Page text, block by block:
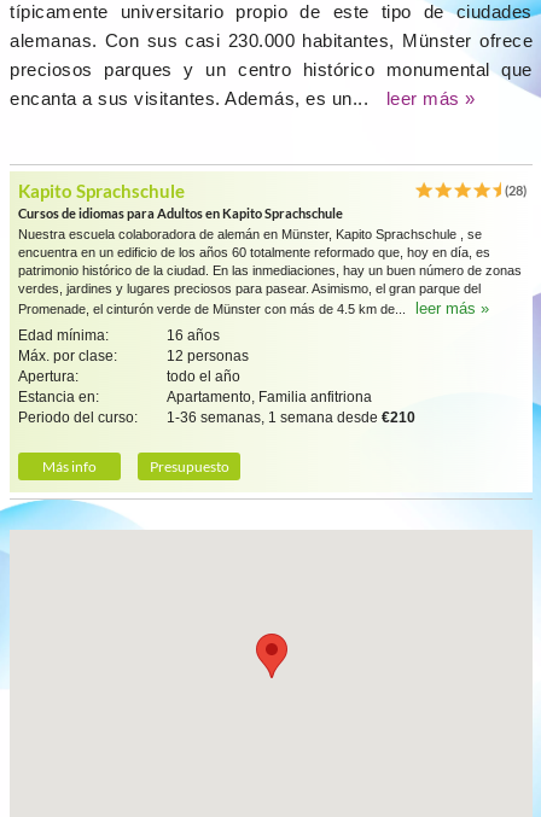
típicamente universitario propio de este tipo de ciudades
alemanas. Con sus casi 230.000 habitantes, Münster ofrece
preciosos parques y un centro histórico monumental que
encanta a sus visitantes. Además, es un...
leer más »
Kapito Sprachschule
(28)
Cursos de idiomas para Adultos en Kapito Sprachschule
Nuestra escuela colaboradora de alemán en Münster, Kapito Sprachschule , se
encuentra en un edificio de los años 60 totalmente reformado que, hoy en día, es
patrimonio histórico de la ciudad. En las inmediaciones, hay un buen número de zonas
verdes, jardines y lugares preciosos para pasear. Asimismo, el gran parque del
Promenade, el cinturón verde de Münster con más de 4.5 km de...
leer más »
Edad mínima:
16 años
Máx. por clase:
12 personas
Apertura:
todo el año
Estancia en:
Apartamento, Familia anfitriona
Periodo del curso:
1-36 semanas, 1 semana desde €210
Más info Presupuesto